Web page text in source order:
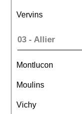
Vervins
03 - Allier
Montlucon
Moulins
Vichy